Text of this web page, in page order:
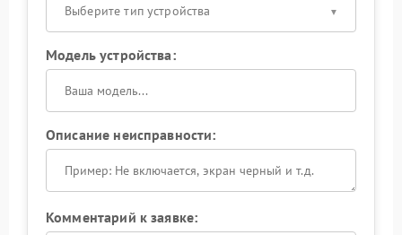
Выберите тип устройства
Модель устройства:
Описание неисправности:
Комментарий к заявке: